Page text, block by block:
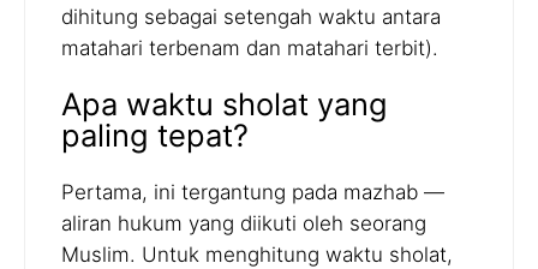
dihitung sebagai setengah waktu antara
matahari terbenam dan matahari terbit).
Apa waktu sholat yang
paling tepat?
Pertama, ini tergantung pada mazhab —
aliran hukum yang diikuti oleh seorang
Muslim. Untuk menghitung waktu sholat,